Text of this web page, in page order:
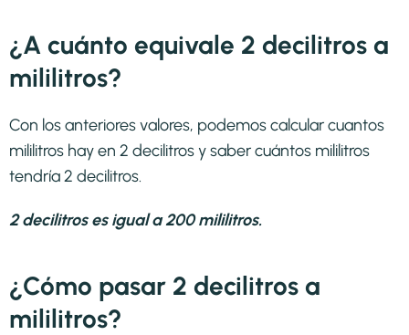
¿A cuánto equivale 2 decilitros a
mililitros?
Con los anteriores valores, podemos calcular cuantos
mililitros hay en 2 decilitros y saber cuántos mililitros
tendría 2 decilitros.
2 decilitros es igual a 200 mililitros.
¿Cómo pasar 2 decilitros a
mililitros?